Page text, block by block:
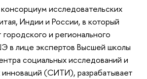
исследовательских
Индии и России, в который
городского и регионального
в лице экспертов Высшей школы
социальных исследований и
инноваций (СИТИ), разрабатывает